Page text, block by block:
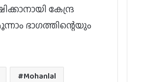
കേന്ദ്ര
ഭാഗത്തിന്റെയും
Mohanlal
ഒഡീസി കളക്ഷനെ
പുറത്ത്